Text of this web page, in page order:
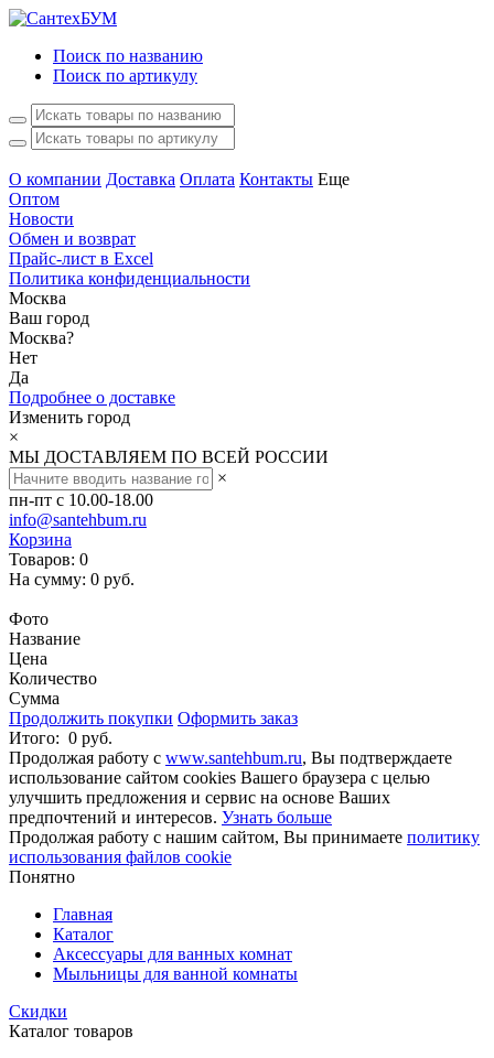
Поиск по названию
Поиск по артикулу
О компании Доставка Оплата Контакты Еще
Оптом
Новости
Обмен и возврат
Прайс-лист в Excel
Политика конфиденциальности
Москва
Ваш город
Москва?
Нет
Да
Подробнее о доставке
Изменить город
×
МЫ ДОСТАВЛЯЕМ ПО ВСЕЙ РОССИИ
×
пн-пт с 10.00-18.00
info@santehbum.ru
Корзина
Товаров: 0
На сумму: 0 руб.
Фото
Название
Цена
Количество
Сумма
Продолжить покупки Оформить заказ
Итого: 0 руб.
Продолжая работу с www.santehbum.ru, Вы подтверждаете
использование сайтом cookies Вашего браузера с целью
улучшить предложения и сервис на основе Ваших
предпочтений и интересов. Узнать больше
Продолжая работу с нашим сайтом, Вы принимаете политику
использования файлов cookie
Понятно
Главная
Каталог
Аксессуары для ванных комнат
Мыльницы для ванной комнаты
Скидки
Каталог товаров